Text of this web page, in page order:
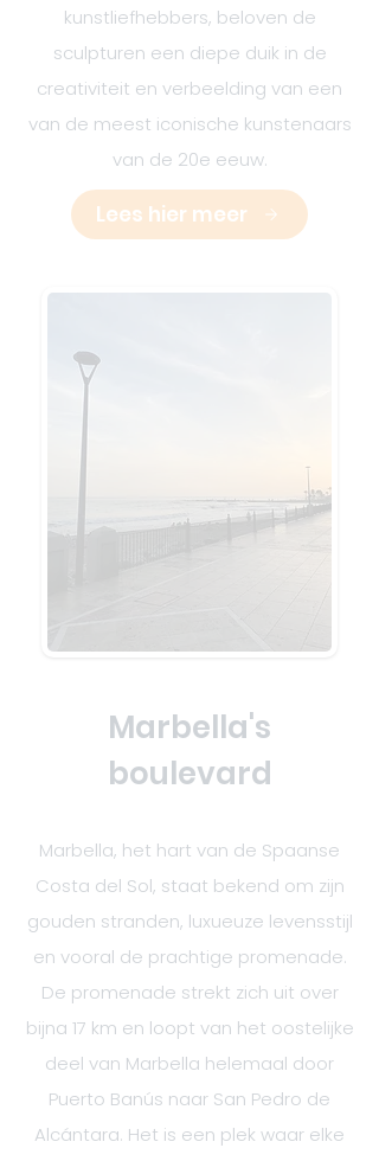
kunstliefhebbers, beloven de
sculpturen een diepe duik in de
creativiteit en verbeelding van een
van de meest iconische kunstenaars
van de 20e eeuw.
Lees hier meer
Marbella's
boulevard
Marbella, het hart van de Spaanse
Costa del Sol, staat bekend om zijn
gouden stranden, luxueuze levensstijl
en vooral de prachtige promenade.
De promenade strekt zich uit over
bijna 17 km en loopt van het oostelijke
deel van Marbella helemaal door
Puerto Banús naar San Pedro de
Alcántara. Het is een plek waar elke